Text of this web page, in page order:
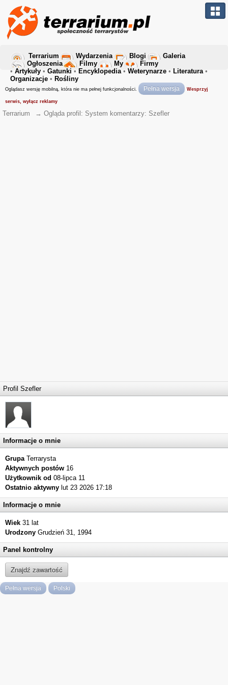
Terrarium Wydarzenia Blogi
Galeria
Ogłoszenia
Filmy My
Firmy
• Artykuły • Gatunki • Encyklopedia• Weterynarze • Literatura•
Organizacje • Rośliny
Oglądasz wersję mobilną, która nie ma pełnej funkcjonalności. Pełna wersja Wesprzyj
serwis, wyłącz reklamy
Terrarium → Ogląda profil: System komentarzy: Szefler
Profil Szefler
Informacje o mnie
GrupaTerrarysta
Aktywnych postów 16
Użytkownik od 08-lipca 11
Ostatnio aktywny lut 23 2026 17:18
Informacje o mnie
Wiek 31 lat
Urodzony Grudzień 31, 1994
Panel kontrolny
Znajdź zawartość
Pełna wersja Polski